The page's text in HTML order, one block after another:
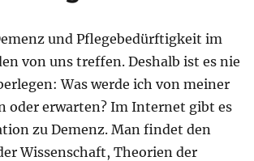
und Pflegebedürftigkeit im
von uns treffen. Deshalb ist es nie
Was werde ich von meiner
oder erwarten? Im Internet gibt es
zu Demenz. Man findet den
Wissenschaft, Theorien der